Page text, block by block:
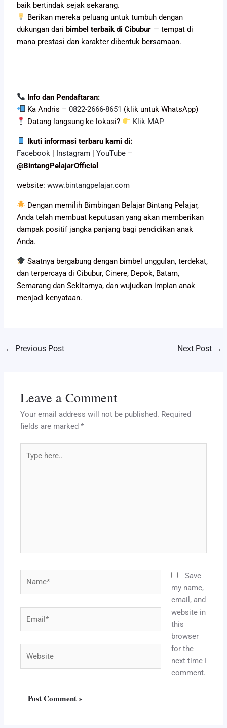
baik bertindak sejak sekarang.
Berikan mereka peluang untuk tumbuh dengan
dukungan dari bimbel terbaik di Cibubur — tempat di
mana prestasi dan karakter dibentuk bersamaan.
Info dan Pendaftaran:
Ka Andris –0822-2666-8651 (klik untuk WhatsApp)
Datang langsung ke lokasi?
Klik MAP
Ikuti informasi terbaru kami di:
Facebook | Instagram |YouTube –
@BintangPelajarOfficial
website:www.bintangpelajar.com
Dengan memilih Bimbingan Belajar Bintang Pelajar,
Anda telah membuat keputusan yang akan memberikan
dampak positif jangka panjang bagi pendidikan anak
Anda.
Saatnya bergabung dengan bimbel unggulan, terdekat,
dan terpercaya di Cibubur, Cinere, Depok, Batam,
Semarang dan Sekitarnya, dan wujudkan impian anak
menjadi kenyataan.
← Previous Post Next Post →
Leave a Comment
Your email address will not be published. Required
fields are marked*
here..
Save
my name,
email, and
website in
this
browser
for the
next time I
comment.